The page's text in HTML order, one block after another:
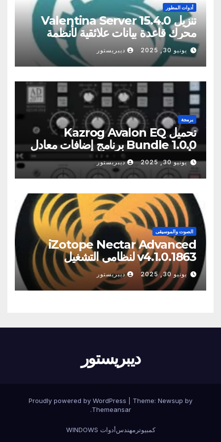
أدوات المطور
تنزيل Valentina Server 15.4.0
محرك قاعدة بيانات علائقية لأنظمة
Windows وmacOS وLinux
يونيو 30, 2025 ديبريستور
برمجة
تحميل Kazrog Avalon EQ
Bundle 1.0.0 برنامج إضافات معادل
الأنبوب عالي الجودة
يونيو 30, 2025 ديبريستور
الصوت والموسيقى
iZotope Nectar Advanced
v4.1.0.1863 لنظامي التشغيل
Windows/Macos
يونيو 30, 2025 ديبريستور
ديبريستور
Proudly powered by WordPress Theme: Newsup by
Themeansar
.
كمبيوتر مهندسأدوات WINDOWS